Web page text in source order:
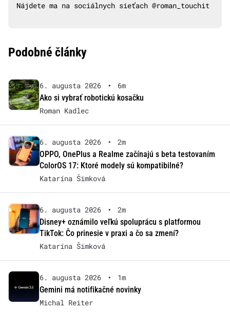
Nájdete ma na sociálnych sieťach @roman_touchit
Podobné články
6. augusta 2026 •
6m
Ako si vybrať robotickú kosačku
Roman Kadlec
6. augusta 2026 •
2m
OPPO, OnePlus a Realme začínajú s beta testovaním
ColorOS 17: Ktoré modely sú kompatibilné?
Katarína Šimková
6. augusta 2026 •
2m
Disney+ oznámilo veľkú spoluprácu s platformou
TikTok: Čo prinesie v praxi a čo sa zmení?
Katarína Šimková
6. augusta 2026 •
1m
Gemini má notifikačné novinky
Michal Reiter